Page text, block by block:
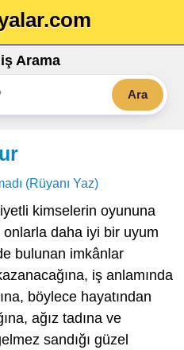
Arama
Ara
(Rüyanı Yaz)
kimselerin oyununa
daha iyi bir uyum
bulunan imkânlar
iş anlamında
böylece hayatından
ağız tadına ve
sandığı güzel